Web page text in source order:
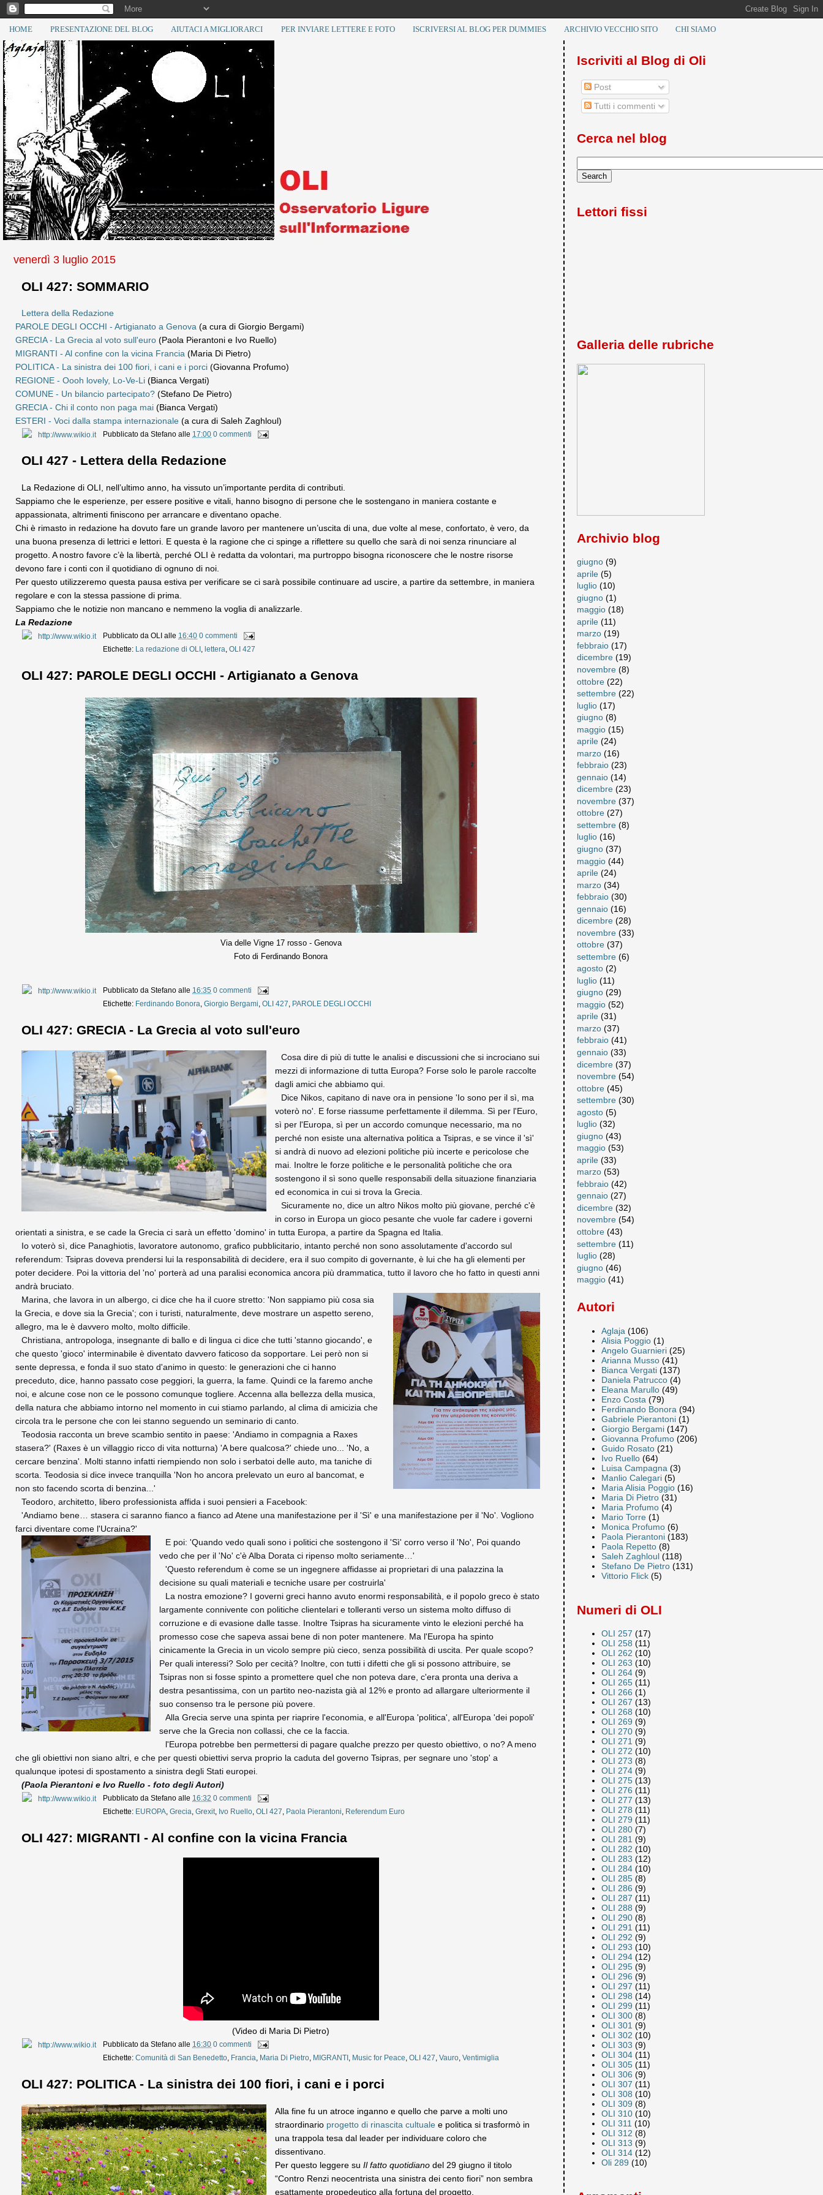
HOME PRESENTAZIONE DEL BLOG AIUTACI A MIGLIORARCI PER INVIARE LETTERE E FOTO ISCRIVERSI AL BLOG PER DUMMIES ARCHIVIO VECCHIO SITO CHI SIAMO
venerdì 3 luglio 2015
OLI 427: SOMMARIO
Lettera della Redazione
PAROLE DEGLI OCCHI - Artigianato a Genova (a cura di Giorgio Bergami)
GRECIA - La Grecia al voto sull'euro (Paola Pierantoni e Ivo Ruello)
MIGRANTI - Al confine con la vicina Francia (Maria Di Pietro)
POLITICA - La sinistra dei 100 fiori, i cani e i porci (Giovanna Profumo)
REGIONE - Oooh lovely, Lo-Ve-Li (Bianca Vergati)
COMUNE - Un bilancio partecipato? (Stefano De Pietro)
GRECIA - Chi il conto non paga mai (Bianca Vergati)
ESTERI - Voci dalla stampa internazionale (a cura di Saleh Zaghloul)
Pubblicato daStefano alle 17:00 0 commenti
OLI 427 - Lettera della Redazione
La Redazione di OLI, nell’ultimo anno, ha vissuto un’importante perdita di contributi.
Sappiamo che le esperienze, per essere positive e vitali, hanno bisogno di persone che le sostengano in maniera costante e
appassionata, altrimenti finiscono per arrancare e diventano opache.
Chi è rimasto in redazione ha dovuto fare un grande lavoro per mantenere un’uscita di una, due volte al mese, confortato, è vero, da
una buona presenza di lettrici e lettori. E questa è la ragione che ci spinge a riflettere su quello che sarà di noi senza rinunciare al
progetto. A nostro favore c’è la libertà, perché OLI è redatta da volontari, ma purtroppo bisogna riconoscere che le nostre risorse
devono fare i conti con il quotidiano di ognuno di noi.
Per questo utilizzeremo questa pausa estiva per verificare se ci sarà possibile continuare ad uscire, a partire da settembre, in maniera
regolare e con la stessa passione di prima.
Sappiamo che le notizie non mancano e nemmeno la voglia di analizzarle.
La Redazione
Pubblicato daOLI alle 16:40 0 commenti
Etichette: La redazione di OLI ,lettera ,OLI 427
OLI 427: PAROLE DEGLI OCCHI - Artigianato a Genova
Via delle Vigne 17 rosso - Genova
Foto di Ferdinando Bonora
Pubblicato daStefano alle 16:35 0 commenti
Etichette: Ferdinando Bonora,Giorgio Bergami,OLI 427, PAROLE DEGLI OCCHI
OLI 427: GRECIA - La Grecia al voto sull'euro
Cosa dire di più di tutte le analisi e discussioni che si incrociano sui
mezzi di informazione di tutta Europa? Forse solo le parole raccolte
dagli amici che abbiamo qui.
Dice Nikos, capitano di nave ora in pensione 'Io sono per il sì, ma
voterò no'. E forse riassume perfettamente il dilemma. Sì per l'Euro,
sì per l'Europa, sì per un accordo comunque necessario, ma no
perché non esiste una alternativa politica a Tsipras, e se vince il 'sì'
si andrà di nuovo ad elezioni politiche più incerte e pericolose che
mai. Inoltre le forze politiche e le personalità politiche che ora
sostengono il sì sono quelle responsabili della situazione finanziaria
ed economica in cui si trova la Grecia.
Sicuramente no, dice un altro Nikos molto più giovane, perché c'è
in corso in Europa un gioco pesante che vuole far cadere i governi
orientati a sinistra, e se cade la Grecia ci sarà un effetto 'domino' in tutta Europa, a partire da Spagna ed Italia.
Io voterò sì, dice Panaghiotis, lavoratore autonomo, grafico pubblicitario, intanto perché non sono assolutamente d'accordo sul
referendum: Tsipras doveva prendersi lui la responsabilità di decidere, era il suo compito di governante, è lui che ha gli elementi per
poter decidere. Poi la vittoria del 'no' porterà ad una paralisi economica ancora più drammatica, tutto il lavoro che ho fatto in questi anni
andrà bruciato.
Marina, che lavora in un albergo, ci dice che ha il cuore stretto: 'Non sappiamo più cosa sia
la Grecia, e dove sia la Grecia'; con i turisti, naturalmente, deve mostrare un aspetto sereno,
allegro, ma le è davvero molto, molto difficile.
Christiana, antropologa, insegnante di ballo e di lingua ci dice che tutti 'stanno giocando', e
che questo 'gioco' interminabile è diventato davvero faticoso da sopportare. Lei però non si
sente depressa, e fonda il suo stato d'animo in questo: le generazioni che ci hanno
preceduto, dice, hanno passato cose peggiori, la guerra, la fame. Quindi ce la faremo anche
noi, e alcune cose non ce le possono comunque togliere. Accenna alla bellezza della musica,
della natura che abbiamo intorno nel momento in cui stiamo parlando, al clima di amicizia che
circola tra le persone che con lei stanno seguendo un seminario di canto.
Teodosia racconta un breve scambio sentito in paese: 'Andiamo in compagnia a Raxes
stasera?' (Raxes è un villaggio ricco di vita notturna) 'A bere qualcosa?' chiede uno... 'No, a
cercare benzina'. Molti stanno infatti riempiendo non solo i serbatoi delle auto, ma taniche di
scorta. Teodosia si dice invece tranquilla 'Non ho ancora prelevato un euro al bancomat, e
non sto facendo scorta di benzina...'
Teodoro, architetto, libero professionista affida i suoi pensieri a Facebook:
'Andiamo bene… stasera ci saranno fianco a fianco ad Atene una manifestazione per il 'Sì' e una manifestazione per il 'No'. Vogliono
farci diventare come l'Ucraina?'
E poi:'Quando vedo quali sono i politici che sostengono il 'Sì' corro verso il 'No', Poi quando
vedo che per il 'No' c'è Alba Dorata ci ripenso molto seriamente…'
'Questo referendum è come se un ingegnere affidasse ai proprietari di una palazzina la
decisione su quali materiali e tecniche usare per costruirla'
La nostra emozione? I governi greci hanno avuto enormi responsabilità, e il popolo greco è stato
largamente connivente con politiche clientelari e tolleranti verso un sistema molto diffuso di
corruzione e di evasione dalle tasse. Inoltre Tsipras ha sicuramente vinto le elezioni perché ha
promesso cose che sapeva assai bene di non poter mantenere. Ma l'Europa ha spinto
cinicamente la Grecia in un vicolo sempre più cieco, senza possibilità di uscita. Per quale scopo?
Per quali interessi? Solo per cecità? Inoltre, con tutti i difetti che gli si possono attribuire, se
Tsipras non si fosse spinto a promettere quel che non poteva dare, c'era pronta una deriva a
destra pesantissima, con un partito neo-nazista già al 12% e pronto ad allargare ulteriormente il
suo consenso tra le persone più povere.
Alla Grecia serve una spinta per riaprire l'economia, e all'Europa 'politica', all'Europa 'dei popoli'
serve che la Grecia non collassi, che ce la faccia.
l'Europa potrebbe ben permettersi di pagare qualche prezzo per questo obiettivo, o no? A meno
che gli obiettivi non siano altri, e che per questi obiettivi serva proprio la caduta del governo Tsipras, per segnare uno 'stop' a
qualunque ipotesi di spostamento a sinistra degli Stati europei.
(Paola Pierantoni e Ivo Ruello - foto degli Autori)
Pubblicato daStefano alle 16:32 0 commenti
Etichette: EUROPA ,Grecia ,Grexit Ivo Ruello ,OLI 427 Paola Pierantoni Referendum Euro
OLI 427: MIGRANTI - Al confine con la vicina Francia
(Video di Maria Di Pietro)
Pubblicato daStefano alle 16:30 0 commenti
Etichette:Comunità di San Benedetto, Francia, Maria Di Pietro, MIGRANTI , Music for Peace,OLI 427,Vauro,Ventimiglia
OLI 427: POLITICA - La sinistra dei 100 fiori, i cani e i porci
Alla fine fu un atroce inganno e quello che parve a molti uno
straordinario progetto di rinascita cultuale e politica si trasformò in
una trappola tesa dal leader per individuare coloro che
dissentivano.
Per questo leggere su Il fatto quotidiano del 29 giugno il titolo
“Contro Renzi neocentrista una sinistra dei cento fiori” non sembra
esattamente propedeutico alla fortuna del progetto.
Iscriviti al Blog di Oli
Post
Tutti i commenti
Cerca nel blog
Lettori fissi
Galleria delle rubriche
Archivio blog
giugno (9)
aprile (5)
luglio (10)
giugno (1)
maggio (18)
aprile (11)
marzo (19)
febbraio (17)
dicembre (19)
novembre (8)
ottobre (22)
settembre (22)
luglio (17)
giugno (8)
maggio (15)
aprile (24)
marzo (16)
febbraio (23)
gennaio (14)
dicembre (23)
novembre (37)
ottobre (27)
settembre (8)
luglio (16)
giugno (37)
maggio (44)
aprile (24)
marzo (34)
febbraio (30)
gennaio (16)
dicembre (28)
novembre (33)
ottobre (37)
settembre (6)
agosto (2)
luglio (11)
giugno (29)
maggio (52)
aprile (31)
marzo (37)
febbraio (41)
gennaio (33)
dicembre (37)
novembre (54)
ottobre (45)
settembre (30)
agosto (5)
luglio (32)
giugno (43)
maggio (53)
aprile (33)
marzo (53)
febbraio (42)
gennaio (27)
dicembre (32)
novembre (54)
ottobre (43)
settembre (11)
luglio (28)
giugno (46)
maggio (41)
Autori
Aglaja (106)
Alisia Poggio (1)
Angelo Guarnieri (25)
Arianna Musso (41)
Bianca Vergati (137)
Daniela Patrucco (4)
Eleana Marullo (49)
Enzo Costa (79)
Ferdinando Bonora (94)
Gabriele Pierantoni (1)
Giorgio Bergami (147)
Giovanna Profumo (206)
Guido Rosato (21)
Ivo Ruello (64)
Luisa Campagna (3)
Manlio Calegari (5)
Maria Alisia Poggio (16)
Maria Di Pietro (31)
Maria Profumo (4)
Mario Torre (1)
Monica Profumo (6)
Paola Pierantoni (183)
Paola Repetto (8)
Saleh Zaghloul (118)
Stefano De Pietro (131)
Vittorio Flick (5)
Numeri di OLI
OLI 257 (17)
OLI 258 (11)
OLI 262 (10)
OLI 263 (10)
OLI 264 (9)
OLI 265 (11)
OLI 266 (1)
OLI 267 (13)
OLI 268 (10)
OLI 269 (9)
OLI 270 (9)
OLI 271 (9)
OLI 272 (10)
OLI 273 (8)
OLI 274 (9)
OLI 275 (13)
OLI 276 (11)
OLI 277 (13)
OLI 278 (11)
OLI 279 (11)
OLI 280 (7)
OLI 281 (9)
OLI 282 (10)
OLI 283 (12)
OLI 284 (10)
OLI 285 (8)
OLI 286 (9)
OLI 287 (11)
OLI 288 (9)
OLI 290 (8)
OLI 291 (11)
OLI 292 (9)
OLI 293 (10)
OLI 294 (12)
OLI 295 (9)
OLI 296 (9)
OLI 297 (11)
OLI 298 (14)
OLI 299 (11)
OLI 300 (8)
OLI 301 (9)
OLI 302 (10)
OLI 303 (9)
OLI 304 (11)
OLI 305 (11)
OLI 306 (9)
OLI 307 (11)
OLI 308 (10)
OLI 309 (8)
OLI 310 (10)
OLI 311 (10)
OLI 312 (8)
OLI 313 (9)
OLI 314 (12)
Oli 289 (10)